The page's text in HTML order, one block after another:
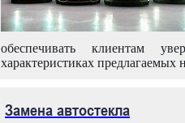
обеспечивать клиентам
характеристиках предлагаемых
Замена автостекла